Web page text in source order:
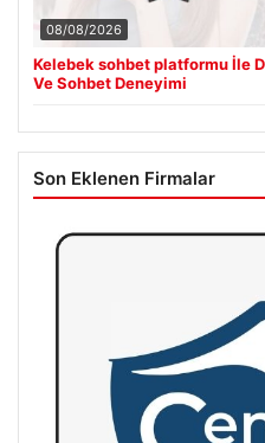
08/08/2026
Kelebek sohbet platformu İle
Ve Sohbet Deneyimi
Son Eklenen Firmalar